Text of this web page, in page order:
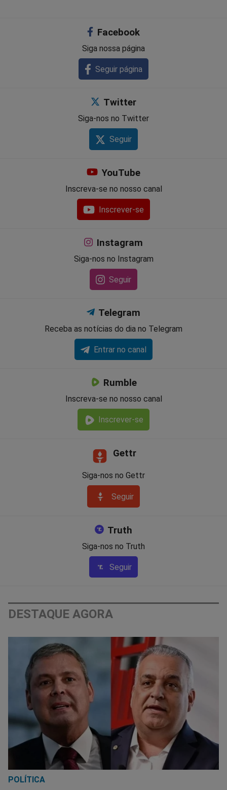
Facebook
Siga nossa página
Seguir página
Twitter
Siga-nos no Twitter
Seguir
YouTube
Inscreva-se no nosso canal
Inscrever-se
Instagram
Siga-nos no Instagram
Seguir
Telegram
Receba as notícias do dia no Telegram
Entrar no canal
Rumble
Inscreva-se no nosso canal
Inscrever-se
Gettr
Siga-nos no Gettr
Seguir
Truth
Siga-nos no Truth
Seguir
DESTAQUE AGORA
POLÍTICA